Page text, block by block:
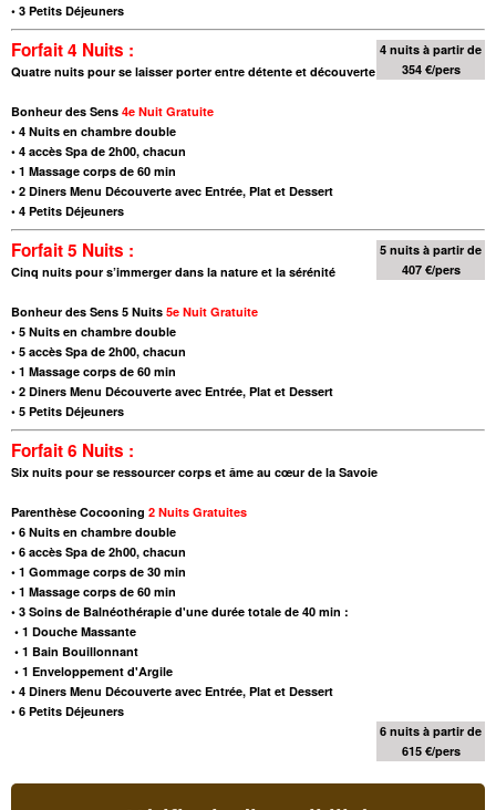
• 3 Petits Déjeuners
Forfait 4 Nuits :
Quatre nuits pour se laisser porter entre détente et découverte
Bonheur des Sens 4e Nuit Gratuite
• 4 Nuits en chambre double
• 4 accès Spa de 2h00, chacun
• 1 Massage corps de 60 min
• 2 Diners Menu Découverte avec Entrée, Plat et Dessert
• 4 Petits Déjeuners
4 nuits à partir de
354 €/pers
Forfait 5 Nuits :
Cinq nuits pour s’immerger dans la nature et la sérénité
Bonheur des Sens 5 Nuits 5e Nuit Gratuite
• 5 Nuits en chambre double
• 5 accès Spa de 2h00, chacun
• 1 Massage corps de 60 min
• 2 Diners Menu Découverte avec Entrée, Plat et Dessert
• 5 Petits Déjeuners
5 nuits à partir de
407 €/pers
Forfait 6 Nuits :
Six nuits pour se ressourcer corps et âme au cœur de la Savoie
Parenthèse Cocooning 2 Nuits Gratuites
• 6 Nuits en chambre double
• 6 accès Spa de 2h00, chacun
• 1 Gommage corps de 30 min
• 1 Massage corps de 60 min
• 3 Soins de Balnéothérapie d'une durée totale de 40 min :
• 1 Douche Massante
• 1 Bain Bouillonnant
• 1 Enveloppement d'Argile
• 4 Diners Menu Découverte avec Entrée, Plat et Dessert
• 6 Petits Déjeuners
6 nuits à partir de
615 €/pers